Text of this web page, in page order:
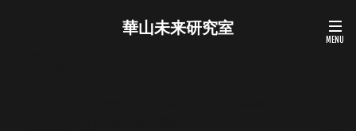
華山未来研究室